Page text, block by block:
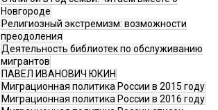
Новгороде
Религиозный экстремизм: возможности
преодоления
Деятельность библиотек по обслуживанию
мигрантов
ПАВЕЛ ИВАНОВИЧ ЮКИН
Миграционная политика России в 2015 году
Миграционная политика России в 2016 году